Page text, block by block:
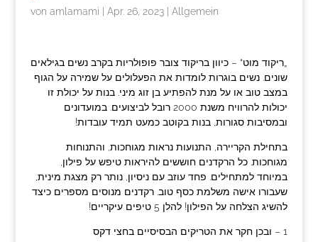
von amlamami Apr. 26, 2023| Allgemein
„ריקוד מוט“ – כיוון בריקוד צובר פופולריות בקרב נשים בגילאים
שונים. נשים בוגרות לומדות את הפעלולים על שמירה על הגוף
במצב טוב או על מנת להפתיע בן זוג מיני. בנות על יכולת זו
יכולות להרוויח משנת 2000 רובל לביצועים. במועדונים
ובמסיבות סגורות, בנות בקוטב כמעט תמיד עובדות!
בתחילת הקריירה, התנועות נראות מגוחכות, והתנוחות
מגוחכות. כל הרקדנים חוששים להיראות טיפש על פילון,
במיוחד למתחילים. פחד עוזב עם ניסיון, נותר רק מצגת מינית,
שעבורו אישה משלמת כסף טוב. רקדנים מנוסים מספרים כיצד
להשיג הצלחה על הפילון! להלן 5 טיפים עיקריים!
1 – ובכן חקר את הטריקים הבסיסיים בחצי דקס